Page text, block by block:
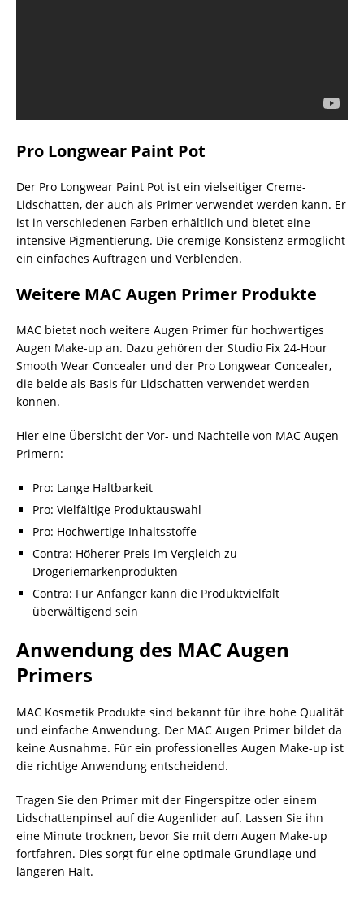
Pro Longwear Paint Pot
Der Pro Longwear Paint Pot ist ein vielseitiger Creme-
Lidschatten, der auch als Primer verwendet werden kann. Er
ist in verschiedenen Farben erhältlich und bietet eine
intensive Pigmentierung. Die cremige Konsistenz ermöglicht
ein einfaches Auftragen und Verblenden.
Weitere MAC Augen Primer Produkte
MAC bietet noch weitere Augen Primer für hochwertiges
Augen Make-up an. Dazu gehören der Studio Fix 24-Hour
Smooth Wear Concealer und der Pro Longwear Concealer,
die beide als Basis für Lidschatten verwendet werden
können.
Hier eine Übersicht der Vor- und Nachteile von MAC Augen
Primern:
Pro: Lange Haltbarkeit
Pro: Vielfältige Produktauswahl
Pro: Hochwertige Inhaltsstoffe
Contra: Höherer Preis im Vergleich zu
Drogeriemarkenprodukten
Contra: Für Anfänger kann die Produktvielfalt
überwältigend sein
Anwendung des MAC Augen
Primers
MAC Kosmetik Produkte sind bekannt für ihre hohe Qualität
und einfache Anwendung. Der MAC Augen Primer bildet da
keine Ausnahme. Für ein professionelles Augen Make-up ist
die richtige Anwendung entscheidend.
Tragen Sie den Primer mit der Fingerspitze oder einem
Lidschattenpinsel auf die Augenlider auf. Lassen Sie ihn
eine Minute trocknen, bevor Sie mit dem Augen Make-up
fortfahren. Dies sorgt für eine optimale Grundlage und
längeren Halt.